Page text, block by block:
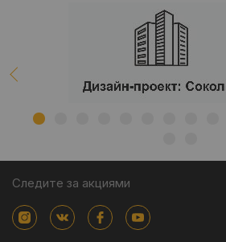
Следите за акциями